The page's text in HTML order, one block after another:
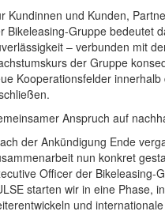
Kundinnen und Kunden,
Bikeleasing-Gruppe bedeutet
– verbunden mit
der Gruppe
Kooperationsfelder
Anspruch auf
der Ankündigung Ende
nun konkret
Officer der Bikeleasing-
starten wir in eine Phase,
und